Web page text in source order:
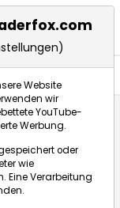
Website
wir
YouTube-
Werbung.
oder
wie
Eine Verarbeitung